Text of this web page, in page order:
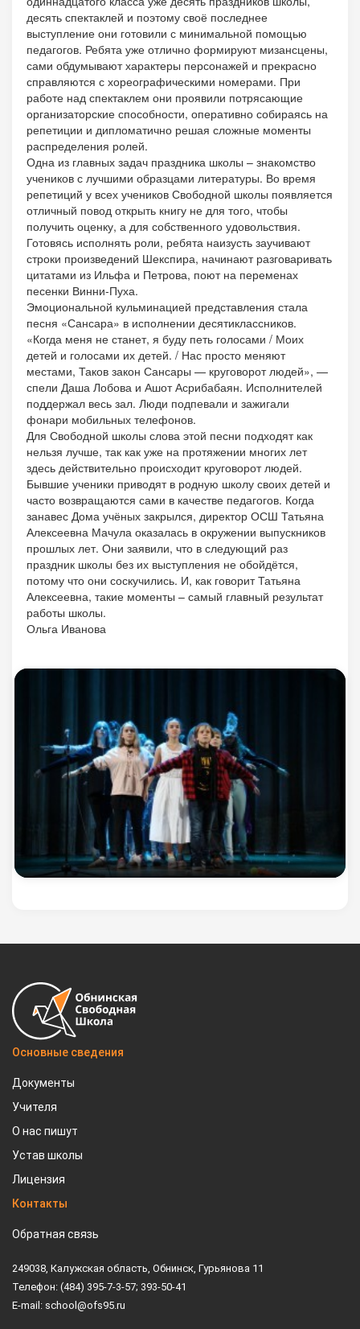
десять спектаклей и поэтому своё последнее
выступление они готовили с минимальной помощью
педагогов. Ребята уже отлично формируют мизансцены,
сами обдумывают характеры персонажей и прекрасно
справляются с хореографическими номерами. При
работе над спектаклем они проявили потрясающие
организаторские способности, оперативно собираясь на
репетиции и дипломатично решая сложные моменты
распределения ролей.
Одна из главных задач праздника школы – знакомство
учеников с лучшими образцами литературы. Во время
репетиций у всех учеников Свободной школы появляется
отличный повод открыть книгу не для того, чтобы
получить оценку, а для собственного удовольствия.
Готовясь исполнять роли, ребята наизусть заучивают
строки произведений Шекспира, начинают разговаривать
цитатами из Ильфа и Петрова, поют на переменах
песенки Винни-Пуха.
Эмоциональной кульминацией представления стала
песня «Сансара» в исполнении десятиклассников.
«Когда меня не станет, я буду петь голосами / Моих
детей и голосами их детей. / Нас просто меняют
местами, Таков закон Сансары — круговорот людей», —
спели Даша Лобова и Ашот Асрибабаян. Исполнителей
поддержал весь зал. Люди подпевали и зажигали
фонари мобильных телефонов.
Для Свободной школы слова этой песни подходят как
нельзя лучше, так как уже на протяжении многих лет
здесь действительно происходит круговорот людей.
Бывшие ученики приводят в родную школу своих детей и
часто возвращаются сами в качестве педагогов. Когда
занавес Дома учёных закрылся, директор ОСШ Татьяна
Алексеевна Мачула оказалась в окружении выпускников
прошлых лет. Они заявили, что в следующий раз
праздник школы без их выступления не обойдётся,
потому что они соскучились. И, как говорит Татьяна
Алексеевна, такие моменты – самый главный результат
работы школы.
Ольга Иванова
Основные сведения
Документы
Учителя
О нас пишут
Устав школы
Лицензия
Контакты
Обратная связь
249038, Калужская область, Обнинск, Гурьянова 11
Телефон: (484) 395-7-3-57; 393-50-41
E-mail: school@ofs95.ru